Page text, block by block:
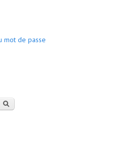
mot de passe